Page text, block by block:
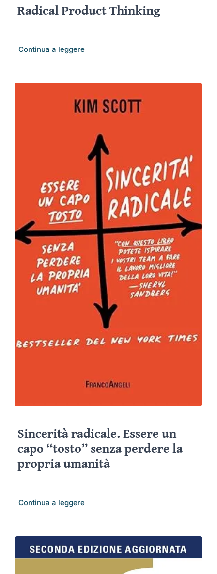
Radical Product Thinking
Continua a leggere
Sincerità radicale. Essere un
capo “tosto” senza perdere la
propria umanità
Continua a leggere